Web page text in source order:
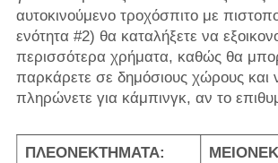
αυτοκινούμενο τροχόσπιτο με
ενότητα #2) θα καταλήξετε να
περισσότερα χρήματα, καθώς θα
παρκάρετε σε δημόσιους χώρους και
πληρώνετε για κάμπινγκ, αν το
ΠΛΕΟΝΕΚΤΗΜΑΤΑ: